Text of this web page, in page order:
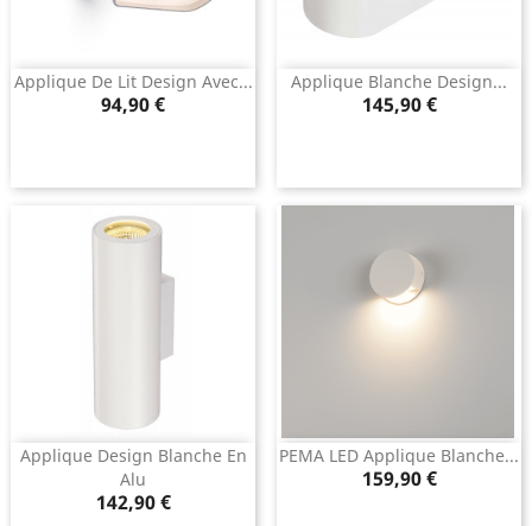
Applique De Lit Design Avec...
Prix
94,90 €
Applique Blanche Design...
Prix
145,90 €
Applique Design Blanche En
Alu
Prix
142,90 €
PEMA LED Applique Blanche...
Prix
159,90 €